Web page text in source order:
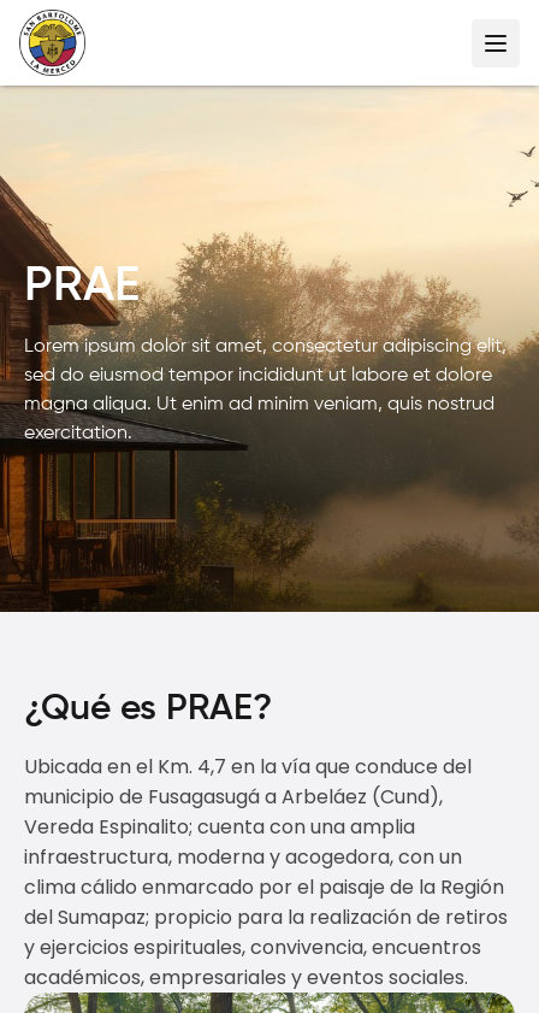
PRAE
Lorem ipsum dolor sit amet, consectetur adipiscing elit,
sed do eiusmod tempor incididunt ut labore et dolore
magna aliqua. Ut enim ad minim veniam, quis nostrud
exercitation.
¿Qué es PRAE?
Ubicada en el Km. 4,7 en la vía que conduce del
municipio de Fusagasugá a Arbeláez (Cund),
Vereda Espinalito; cuenta con una amplia
infraestructura, moderna y acogedora, con un
clima cálido enmarcado por el paisaje de la Región
del Sumapaz; propicio para la realización de retiros
y ejercicios espirituales, convivencia, encuentros
académicos, empresariales y eventos sociales.